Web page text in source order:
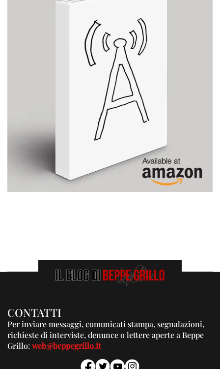
CONTATTI
Per inviare messaggi, comunicati stampa, segnalazioni,
richieste di interviste, denunce o lettere aperte a Beppe
Grillo:web@beppegrillo.it